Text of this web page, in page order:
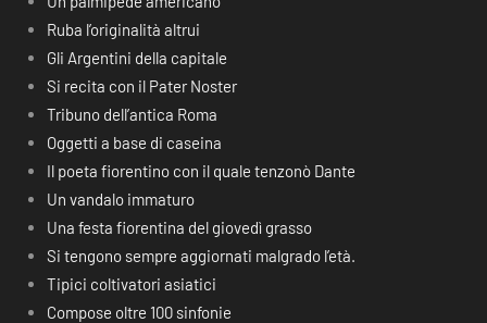
Ruba l’originalità altrui
Gli Argentini della capitale
Si recita con il Pater Noster
Tribuno dell’antica Roma
Oggetti a base di caseina
Il poeta fiorentino con il quale tenzonò Dante
Un vandalo immaturo
Una festa fiorentina del giovedì grasso
Si tengono sempre aggiornati malgrado l’età.
Tipici coltivatori asiatici
Compose oltre 100 sinfonie